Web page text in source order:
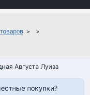
Августа Луиза
покупки?